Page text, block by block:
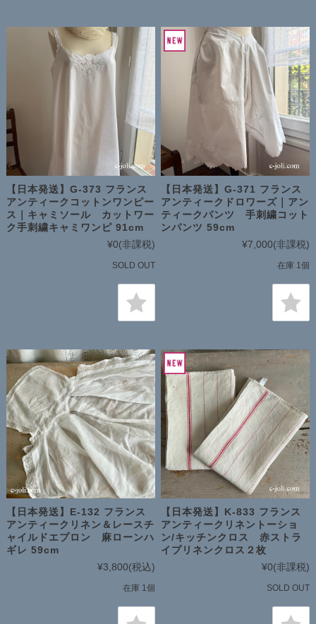
【日本発送】G-373 フランス
アンティークコットンワンピー
ス｜キャミソール カットワー
ク手刺繍キャミワンピ 91cm
¥0(非課税)
SOLD OUT
【日本発送】G-371 フランス
アンティークドロワーズ｜アン
ティークパンツ 手刺繍コット
ンパンツ 59cm
¥7,000(非課税)
在庫 1個
【日本発送】E-132 フランス
アンティークリネン＆レースチ
ャイルドエプロン 麻ローンハ
ギレ 59cm
¥3,800(税込)
在庫 1個
【日本発送】K-833 フランス
アンティークリネントーショ
ン/キッチンクロス 赤ストラ
イプリネンクロス２枚
¥0(非課税)
SOLD OUT